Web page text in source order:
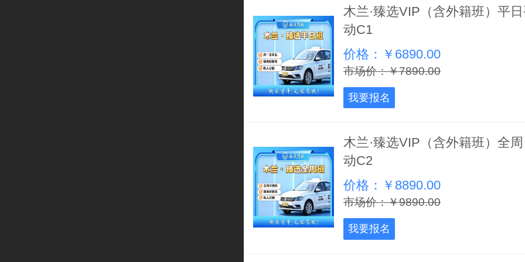
木兰·臻选VIP（含外籍班）平
动C1
价格：￥6890.00
市场价：￥7890.00
我要报名
木兰·臻选VIP（含外籍班）全
动C2
价格：￥8890.00
市场价：￥9890.00
我要报名